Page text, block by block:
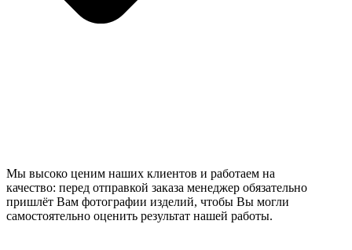
Мы высоко ценим наших клиентов и работаем на
качество: перед отправкой заказа менеджер обязательно
пришлёт Вам фотографии изделий, чтобы Вы могли
самостоятельно оценить результат нашей работы.